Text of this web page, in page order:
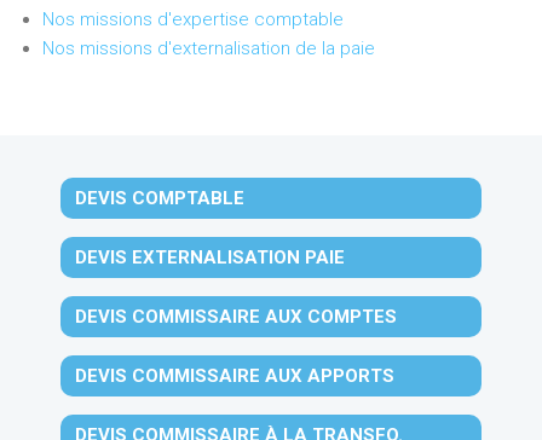
Nos missions d'expertise comptable
Nos missions d'externalisation de la paie
DEVIS COMPTABLE
DEVIS EXTERNALISATION PAIE
DEVIS COMMISSAIRE AUX COMPTES
DEVIS COMMISSAIRE AUX APPORTS
DEVIS COMMISSAIRE À LA TRANSFO.